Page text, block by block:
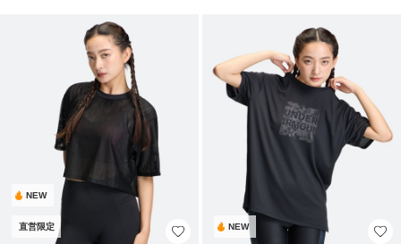
NEW
直営限定 NEW